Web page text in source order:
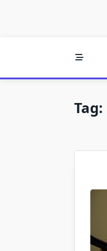
Tag: